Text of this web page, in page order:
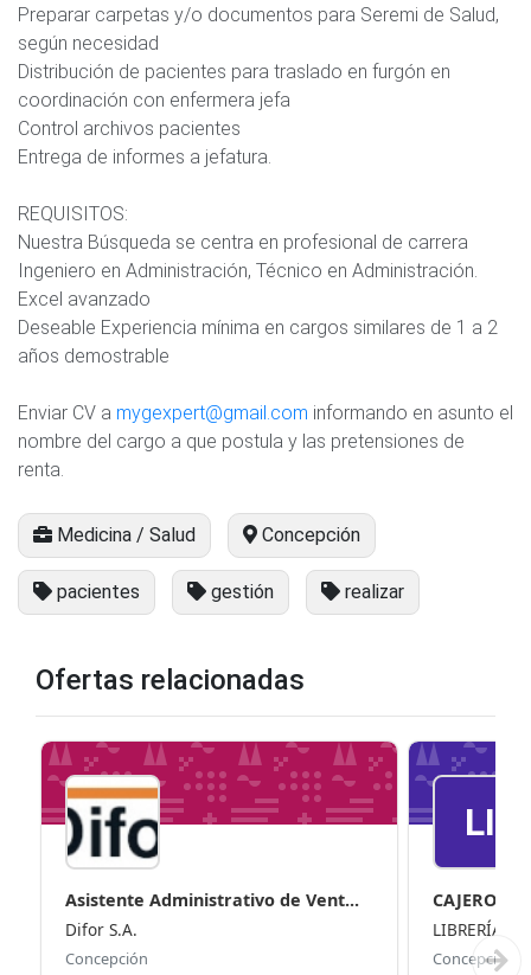
Preparar carpetas y/o documentos para Seremi de Salud,
según necesidad
Distribución de pacientes para traslado en furgón en
coordinación con enfermera jefa
Control archivos pacientes
Entrega de informes a jefatura.
REQUISITOS:
Nuestra Búsqueda se centra en profesional de carrera
Ingeniero en Administración, Técnico en Administración.
Excel avanzado
Deseable Experiencia mínima en cargos similares de 1 a 2
años demostrable
Enviar CV a mygexpert@gmail.com informando en asunto el
nombre del cargo a que postula y las pretensiones de
renta.
Medicina / Salud Concepción
pacientes gestión realizar
Ofertas relacionadas
Asistente Administrativo de Vent...
Difor S.A.
Concepción
LI
CAJERO-
LIBRERÍA
Concepción